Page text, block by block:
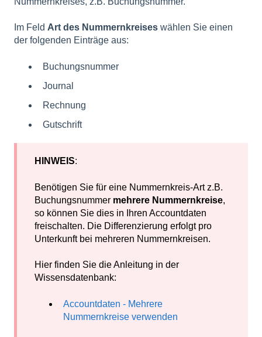
Im Feld Art des Nummernkreises wählen Sie einen
der folgenden Einträge aus:
Buchungsnummer
Journal
Rechnung
Gutschrift
HINWEIS:
Benötigen Sie für eine Nummernkreis-Art z.B.
Buchungsnummer mehrere Nummernkreise,
so können Sie dies in Ihren Accountdaten
freischalten. Die Differenzierung erfolgt pro
Unterkunft bei mehreren Nummernkreisen.
Hier finden Sie die Anleitung in der
Wissensdatenbank:
Accountdaten - Mehrere
Nummernkreise verwenden